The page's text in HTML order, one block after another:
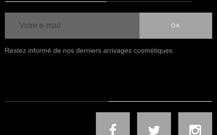
OK
Restez informé de nos derniers arrivages cosmétiques.